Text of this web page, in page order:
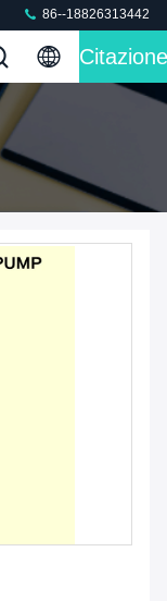
86--18826313442
Citazione